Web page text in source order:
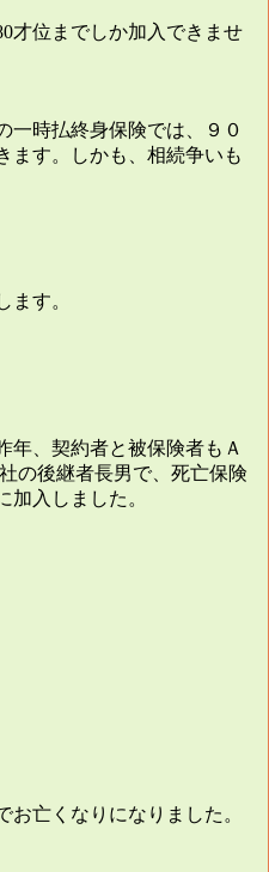
才位までしか加入できませ
一時払終身保険では、９０
ます。しかも、相続争いも
す。
年、契約者と被保険者もＡ
の後継者長男で、死亡保険
入しました。
お亡くなりになりました。